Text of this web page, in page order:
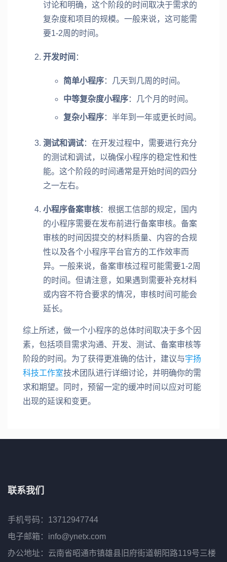
讨论和明确，这个阶段的时间取决于需求的
复杂度和项目的规模。一般来说，这可能需
要1-2周的时间。
开发时间 ：
简单小程序：几天到几周的时间。
中等复杂度小程序：几个月的时间。
复杂小程序：半年到一年或更长时间。
测试和调试：在开发过程中，需要进行充分
的测试和调试，以确保小程序的稳定性和性
能。这个阶段的时间通常是开始时间的四分
之一左右。
小程序备案审核：根据工信部的规定，国内
的小程序需要在发布前进行备案审核。备案
审核的时间因提交的材料质量、内容的合规
性以及各个小程序平台官方的工作效率而
异。一般来说，备案审核过程可能需要1-2周
的时间。但请注意，如果遇到需要补充材料
或内容不符合要求的情况，审核时间可能会
延长。
综上所述，做一个小程序的总体时间取决于多个因
素，包括项目需求沟通、开发、测试、备案审核等
阶段的时间。为了获得更准确的估计，建议与宇扬
科技工作室技术团队进行详细讨论，并明确你的需
求和期望。同时，预留一定的缓冲时间以应对可能
出现的延误和变更。
联系我们
手机号码：13712947744
电子邮箱：info@ynetx.com
办公地址：云南省昭通市镇雄县旧府街道朝阳路119号三楼